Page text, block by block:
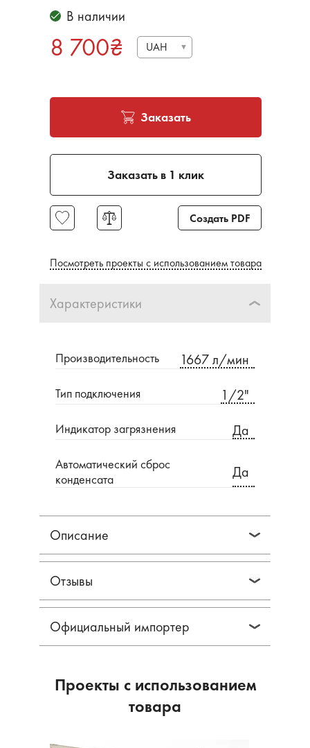
В наличии
8 700₴ UAH
Заказать
Заказать в 1 клик
Создать PDF
Посмотреть проекты с использованием товара
Характеристики
Производительность 1667 л/мин
Тип подключения 1/2"
Индикатор загрязнения Да
Автоматический сброс
конденсата
Да
Описание
Отзывы
Официальный импортер
Проекты с использованием
товара